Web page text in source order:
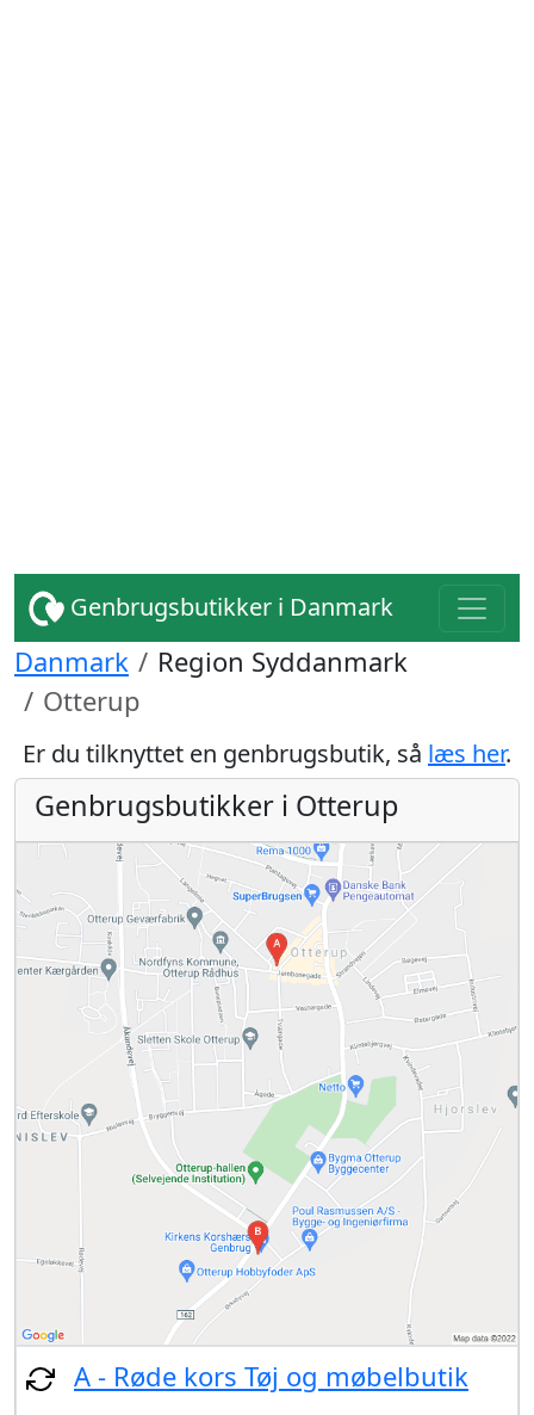
Genbrugsbutikker i Danmark
Danmark
Region Syddanmark
Otterup
Er du tilknyttet en genbrugsbutik, så læs her.
Genbrugsbutikker i Otterup
A - Røde kors Tøj og møbelbutik